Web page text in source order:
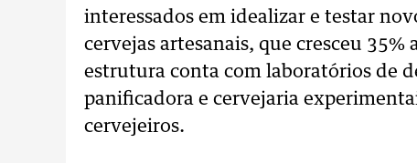
interessados em idealizar e testar
cervejas artesanais, que cresceu 35%
estrutura conta com laboratórios de
panificadora e cervejaria
cervejeiros.